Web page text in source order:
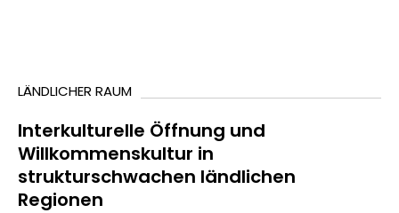
LÄNDLICHER RAUM
Interkulturelle Öffnung und
Willkommenskultur in
strukturschwachen ländlichen
Regionen